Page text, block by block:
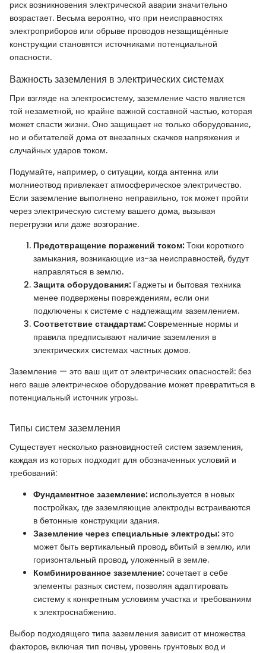
риск возникновения электрической аварии значительно
возрастает. Весьма вероятно, что при неисправностях
электроприборов или обрыве проводов незащищённые
конструкции становятся источниками потенциальной
опасности.
Важность заземления в электрических системах
При взгляде на электросистему, заземление часто является
той незаметной, но крайне важной составной частью, которая
может спасти жизни. Оно защищает не только оборудование,
но и обитателей дома от внезапных скачков напряжения и
случайных ударов током.
Подумайте, например, о ситуации, когда антенна или
молниеотвод привлекает атмосферическое электричество.
Если заземление выполнено неправильно, ток может пройти
через электрическую систему вашего дома, вызывая
перегрузки или даже возгорание.
Предотвращение поражений током:Токи короткого
замыкания, возникающие из-за неисправностей, будут
направляться в землю.
Защита оборудования:Гаджеты и бытовая техника
менее подвержены повреждениям, если они
подключены к системе с надлежащим заземлением.
Соответствие стандартам:Современные нормы и
правила предписывают наличие заземления в
электрических системах частных домов.
Заземление — это ваш щит от электрических опасностей: без
него ваше электрическое оборудование может превратиться в
потенциальный источник угрозы.
Типы систем заземления
Существует несколько разновидностей систем заземления,
каждая из которых подходит для обозначенных условий и
требований:
Фундаментное заземление:используется в новых
постройках, где заземляющие электроды встраиваются
в бетонные конструкции здания.
Заземление через специальные электроды:это
может быть вертикальный провод, вбитый в землю, или
горизонтальный провод, уложенный в земле.
Комбинированное заземление:сочетает в себе
элементы разных систем, позволяя адаптировать
систему к конкретным условиям участка и требованиям
к электроснабжению.
Выбор подходящего типа заземления зависит от множества
факторов, включая тип почвы, уровень грунтовых вод и